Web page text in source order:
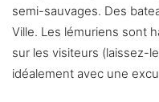
semi-sauvages. Des
Ville. Les lémuriens sont
sur les visiteurs (laissez-
idéalement avec une